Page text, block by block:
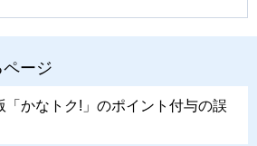
ージ
「かなトク!」のポイント付与の誤